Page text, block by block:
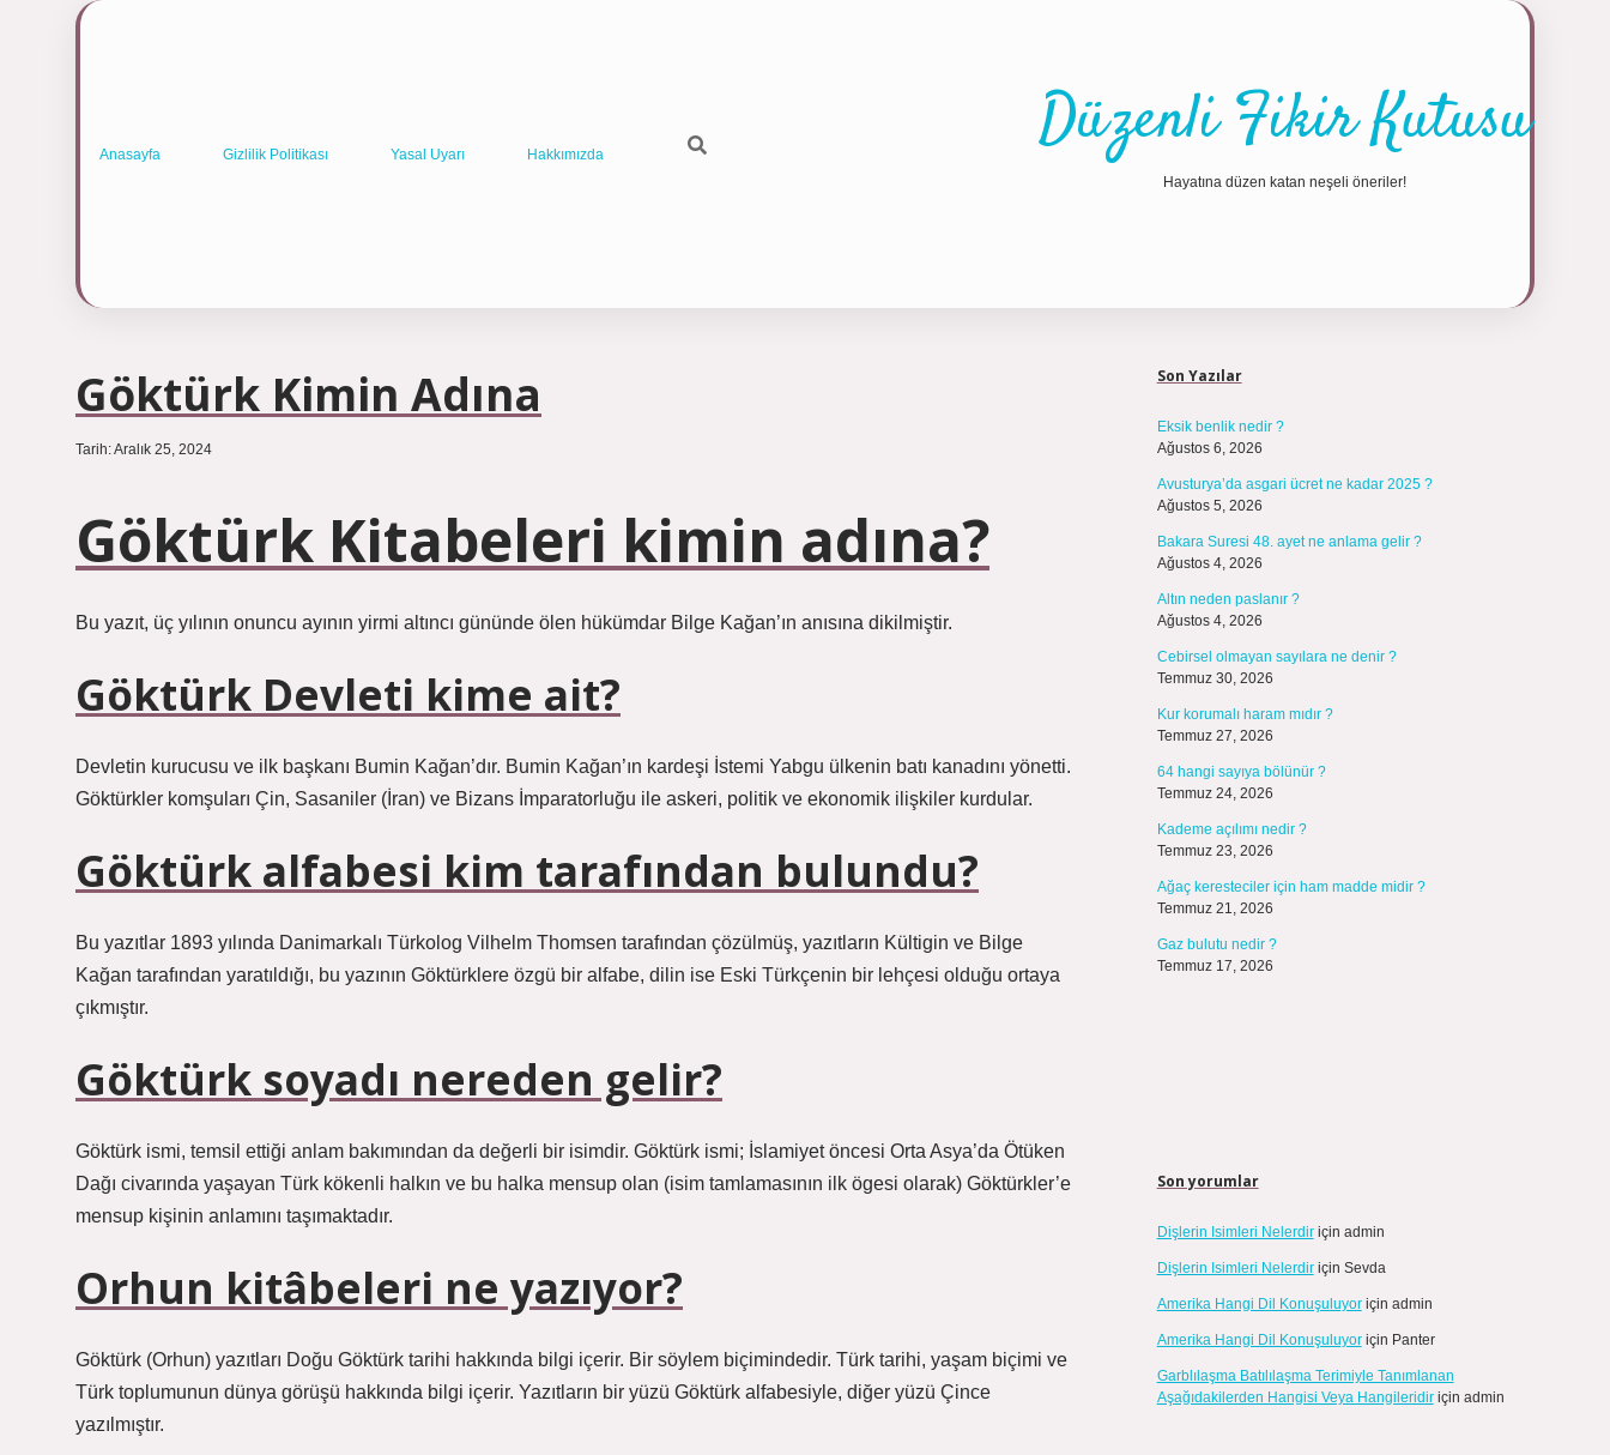
Anasayfa Gizlilik Politikası Yasal Uyarı Hakkımızda Düzenli Fikir Kutusu
Hayatına düzen katan neşeli öneriler!
Göktürk Kimin Adına
Tarih: Aralık 25, 2024
Göktürk Kitabeleri kimin adına?
Bu yazıt, üç yılının onuncu ayının yirmi altıncı gününde ölen hükümdar Bilge Kağan’ın anısına dikilmiştir.
Göktürk Devleti kime ait?
Devletin kurucusu ve ilk başkanı Bumin Kağan’dır. Bumin Kağan’ın kardeşi İstemi Yabgu ülkenin batı kanadını yönetti.
Göktürkler komşuları Çin, Sasaniler (İran) ve Bizans İmparatorluğu ile askeri, politik ve ekonomik ilişkiler kurdular.
Göktürk alfabesi kim tarafından bulundu?
Bu yazıtlar 1893 yılında Danimarkalı Türkolog Vilhelm Thomsen tarafından çözülmüş, yazıtların Kültigin ve Bilge
Kağan tarafından yaratıldığı, bu yazının Göktürklere özgü bir alfabe, dilin ise Eski Türkçenin bir lehçesi olduğu ortaya
çıkmıştır.
Göktürk soyadı nereden gelir?
Göktürk ismi, temsil ettiği anlam bakımından da değerli bir isimdir. Göktürk ismi; İslamiyet öncesi Orta Asya’da Ötüken
Dağı civarında yaşayan Türk kökenli halkın ve bu halka mensup olan (isim tamlamasının ilk ögesi olarak) Göktürkler’e
mensup kişinin anlamını taşımaktadır.
Orhun kitâbeleri ne yazıyor?
Göktürk (Orhun) yazıtları Doğu Göktürk tarihi hakkında bilgi içerir. Bir söylem biçimindedir. Türk tarihi, yaşam biçimi ve
Türk toplumunun dünya görüşü hakkında bilgi içerir. Yazıtların bir yüzü Göktürk alfabesiyle, diğer yüzü Çince
yazılmıştır.
Son Yazılar
Eksik benlik nedir ?
Ağustos 6, 2026
Avusturya’da asgari ücret ne kadar 2025 ?
Ağustos 5, 2026
Bakara Suresi 48. ayet ne anlama gelir ?
Ağustos 4, 2026
Altın neden paslanır ?
Ağustos 4, 2026
Cebirsel olmayan sayılara ne denir ?
Temmuz 30, 2026
Kur korumalı haram mıdır ?
Temmuz 27, 2026
64 hangi sayıya bölünür ?
Temmuz 24, 2026
Kademe açılımı nedir ?
Temmuz 23, 2026
Ağaç keresteciler için ham madde midir ?
Temmuz 21, 2026
Gaz bulutu nedir ?
Temmuz 17, 2026
Son yorumlar
Dişlerin Isimleri Nelerdiriçin admin
Dişlerin Isimleri Nelerdiriçin Sevda
Amerika Hangi Dil Konuşuluyoriçin admin
Amerika Hangi Dil Konuşuluyoriçin Panter
Garblılaşma Batılılaşma Terimiyle Tanımlanan
Aşağıdakilerden Hangisi Veya Hangileridiriçin admin